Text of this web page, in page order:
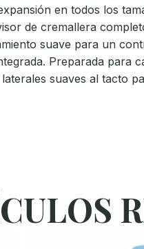
en todos los
de cremallera
suave para un
Preparada para
suaves al tacto